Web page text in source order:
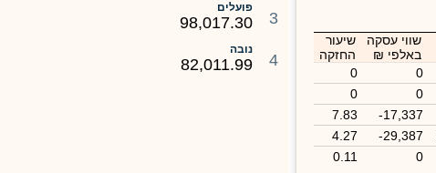
שווי עסקה
באלפי ₪
שיעור
החזקה
0
0
0
0
-17,337
7.83
-29,387
4.27
0
0.11
3
פועלים
98,017.30
4
נובה
82,011.99